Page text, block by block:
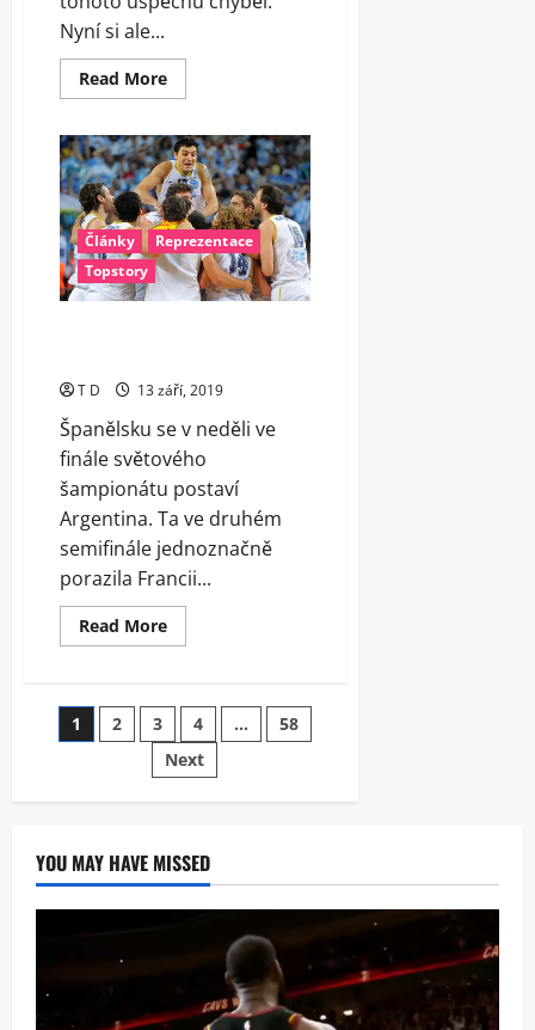
Nyní si ale...
Read MoreRead
more
vytvořil
nový
rekord
a
posouvá
Španělsko
k
dalšímu
triumfu
Články
Reprezentace
Topstory
T D 13 září, 2019
Španělsku se v neděli ve
finále světového
šampionátu postaví
Argentina. Ta ve druhém
semifinále jednoznačně
porazila Francii...
Read MoreRead
more
na
Argentinu,
finále
zařídil
Scola
Stránkování
příspěvků
1 2 3 4 …
58
Next
YOU MAY HAVE MISSED